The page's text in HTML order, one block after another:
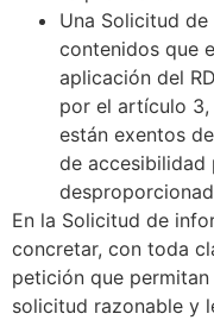
Una Solicitud
contenidos que
aplicación del
por el artículo
están exentos
de accesibilidad
En la Solicitud de
concretar, con toda
petición que
solicitud razonable y